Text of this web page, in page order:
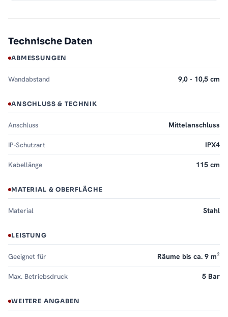
Technische Daten
ABMESSUNGEN
Wandabstand 9,0 - 10,5 cm
ANSCHLUSS & TECHNIK
Anschluss Mittelanschluss
IP-Schutzart IPX4
Kabellänge 115 cm
MATERIAL & OBERFLÄCHE
Material Stahl
LEISTUNG
Geeignet für Räume bis ca. 9 m²
Max. Betriebsdruck 5 Bar
WEITERE ANGABEN